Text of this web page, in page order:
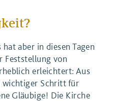
hat aber in diesen Tagen
Feststellung von
erleichtert: Aus
wichtiger Schritt für
Gläubige! Die Kirche